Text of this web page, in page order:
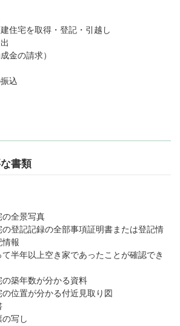
住宅を取得・登記・引越し
金の請求）
込
書類
の全景写真
の登記記録の全部事項証明書または登記情
情報
て半年以上空き家であったことが確認でき
の築年数が分かる資料
の位置が分かる付近見取り図
の写し